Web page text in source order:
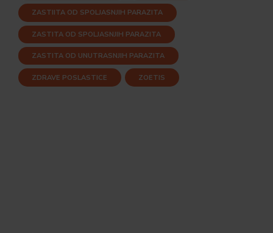
ZASTIITA OD SPOLJASNJIH PARAZITA
ZASTITA OD SPOLJASNJIH PARAZITA
ZASTITA OD UNUTRASNJIH PARAZITA
ZDRAVE POSLASTICE ZOETIS